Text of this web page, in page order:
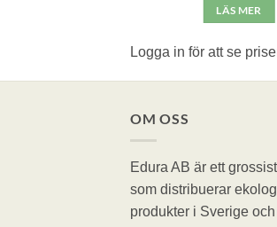
LÄS MER
Logga in för att se
OM OSS
Edura AB är ett
som distribuerar
produkter i Sverige